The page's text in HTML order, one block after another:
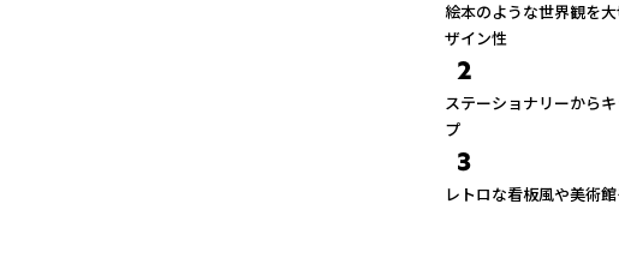
絵本のような世界観を
ザイン性
2
ステーショナリーから
プ
3
レトロな看板風や美術